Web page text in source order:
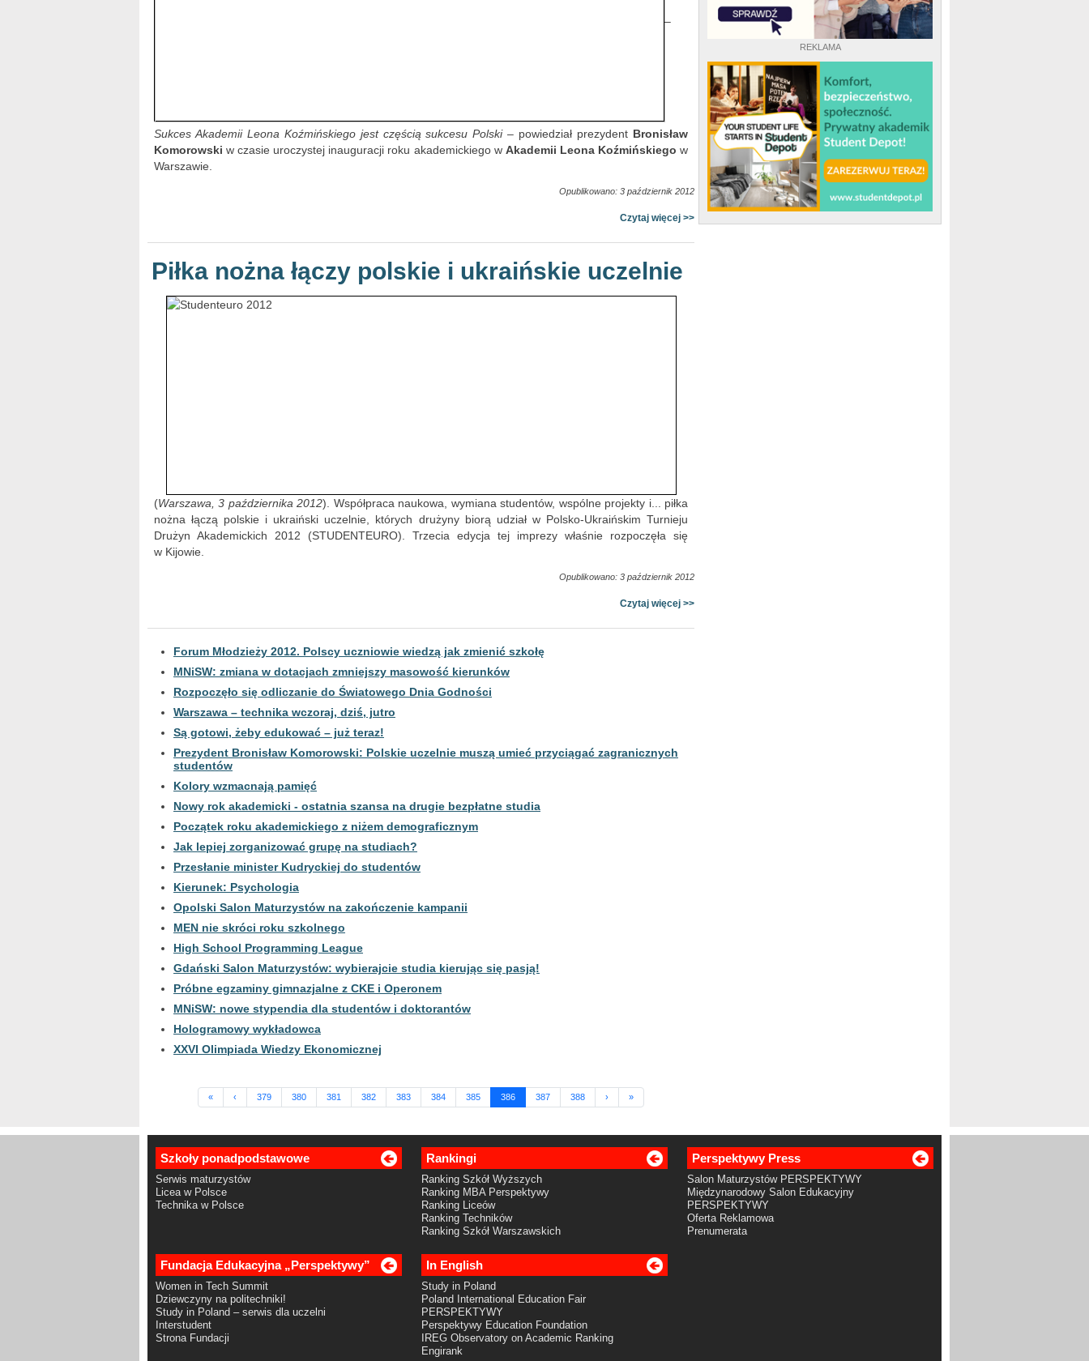
REKLAMA
–
Sukces Akademii Leona Koźmińskiego jest częścią sukcesu Polski– powiedział prezydent Bronisław
Komorowski w czasie uroczystej inauguracji roku akademickiego w Akademii Leona Koźmińskiego w
Warszawie.
Opublikowano: 3 październik 2012
Czytaj więcej >>
Piłka nożna łączy polskie i ukraińskie uczelnie
(Warszawa, 3 października 2012). Współpraca naukowa, wymiana studentów, wspólne projekty i... piłka
nożna łączą polskie i ukraiński uczelnie, których drużyny biorą udział w Polsko-Ukraińskim Turnieju
Drużyn Akademickich 2012 (STUDENTEURO). Trzecia edycja tej imprezy właśnie rozpoczęła się
w Kijowie.
Opublikowano: 3 październik 2012
Czytaj więcej >>
Forum Młodzieży 2012. Polscy uczniowie wiedzą jak zmienić szkołę
MNiSW: zmiana w dotacjach zmniejszy masowość kierunków
Rozpoczęło się odliczanie do Światowego Dnia Godności
Warszawa – technika wczoraj, dziś, jutro
Są gotowi, żeby edukować – już teraz!
Prezydent Bronisław Komorowski: Polskie uczelnie muszą umieć przyciągać zagranicznych
studentów
Kolory wzmacnają pamięć
Nowy rok akademicki - ostatnia szansa na drugie bezpłatne studia
Początek roku akademickiego z niżem demograficznym
Jak lepiej zorganizować grupę na studiach?
Przesłanie minister Kudryckiej do studentów
Kierunek: Psychologia
Opolski Salon Maturzystów na zakończenie kampanii
MEN nie skróci roku szkolnego
High School Programming League
Gdański Salon Maturzystów: wybierajcie studia kierując się pasją!
Próbne egzaminy gimnazjalne z CKE i Operonem
MNiSW: nowe stypendia dla studentów i doktorantów
Hologramowy wykładowca
XXVI Olimpiada Wiedzy Ekonomicznej
« ‹ 379 380 381 382 383 384 385 386 387 388 › »
Szkoły ponadpodstawowe
Serwis maturzystów
Licea w Polsce
Technika w Polsce
Rankingi
Ranking Szkół Wyższych
Ranking MBA Perspektywy
Ranking Liceów
Ranking Techników
Ranking Szkół Warszawskich
Perspektywy Press
Salon Maturzystów PERSPEKTYWY
Międzynarodowy Salon Edukacyjny
PERSPEKTYWY
Oferta Reklamowa
Prenumerata
Fundacja Edukacyjna „Perspektywy”
Women in Tech Summit
Dziewczyny na politechniki!
Study in Poland – serwis dla uczelni
Interstudent
Strona Fundacji
In English
Study in Poland
Poland International Education Fair
PERSPEKTYWY
Perspektywy Education Foundation
IREG Observatory on Academic Ranking
Engirank